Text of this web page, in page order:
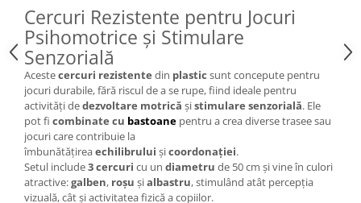
Recunoasterea formelor
Saltele
Trasee de motricitate
Wellness
Diverse jucarii educative
Apa si nisip
Dezvoltarea limbajului
Figurine
Mobilier gradinita
Cercuri Rezistente pentru Jocuri
Psihomotrice și Stimulare
Senzorială
Acestecercuri rezistente din plastic sunt concepute pentru
jocuri durabile, fără riscul de a se rupe, fiind ideale pentru
activități dedezvoltare motrică șistimulare senzorială. Ele
pot fi combinate cu bastoane pentru a crea diverse trasee sau
jocuri care contribuie la
îmbunătățireaechilibrului șicoordonației.
Setul include3 cercuri cu un diametru de 50 cm și vine în culori
atractive:galben, roșu șialbastru, stimulând atât percepția
vizuală, cât și activitatea fizică a copiilor.